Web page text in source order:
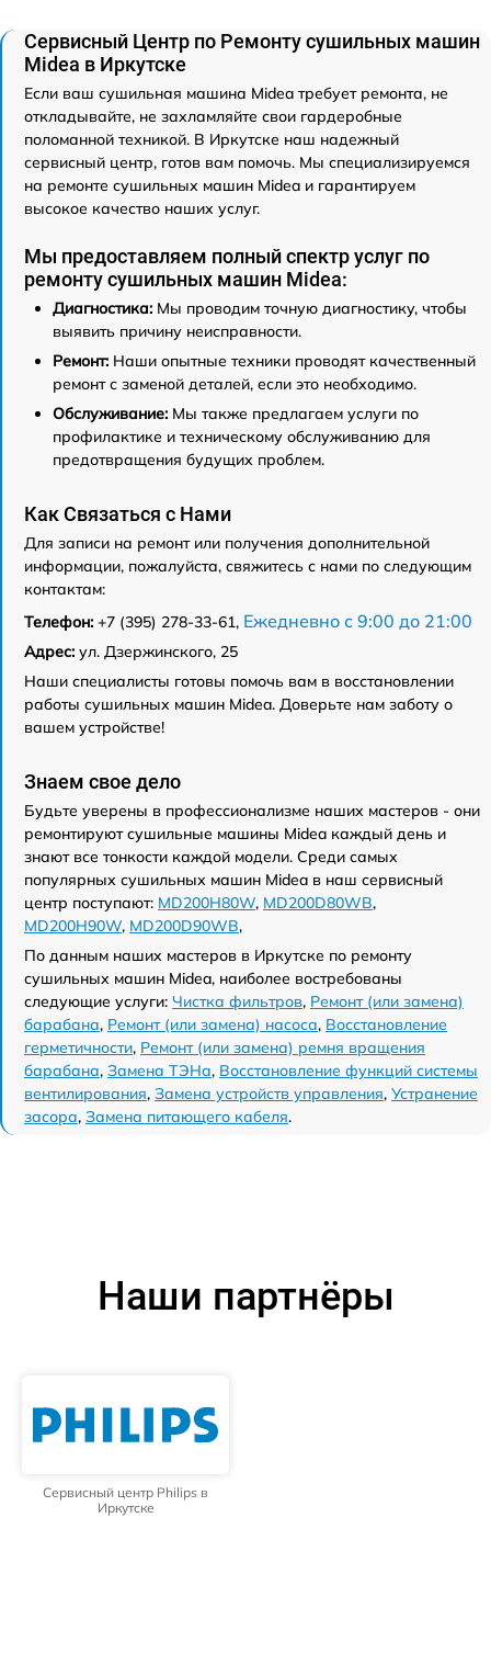
Сервисный Центр по Ремонту сушильных машин
Midea в Иркутске
Если ваш сушильная машина Midea требует ремонта, не
откладывайте, не захламляйте свои гардеробные
поломанной техникой. В Иркутске наш надежный
сервисный центр, готов вам помочь. Мы специализируемся
на ремонте сушильных машин Midea и гарантируем
высокое качество наших услуг.
Мы предоставляем полный спектр услуг по
ремонту сушильных машин Midea:
Диагностика: Мы проводим точную диагностику, чтобы
выявить причину неисправности.
Ремонт: Наши опытные техники проводят качественный
ремонт с заменой деталей, если это необходимо.
Обслуживание: Мы также предлагаем услуги по
профилактике и техническому обслуживанию для
предотвращения будущих проблем.
Как Связаться с Нами
Для записи на ремонт или получения дополнительной
информации, пожалуйста, свяжитесь с нами по следующим
контактам:
Телефон: +7 (395) 278-33-61, Ежедневно с 9:00 до 21:00
Адрес: ул. Дзержинского, 25
Наши специалисты готовы помочь вам в восстановлении
работы сушильных машин Midea. Доверьте нам заботу о
вашем устройстве!
Знаем свое дело
Будьте уверены в профессионализме наших мастеров - они
ремонтируют сушильные машины Midea каждый день и
знают все тонкости каждой модели. Среди самых
популярных сушильных машин Midea в наш сервисный
центр поступают: MD200H80W, MD200D80WB,
MD200H90W, MD200D90WB,
По данным наших мастеров в Иркутске по ремонту
сушильных машин Midea, наиболее востребованы
следующие услуги: Чистка фильтров, Ремонт (или замена)
барабана, Ремонт (или замена) насоса, Восстановление
герметичности, Ремонт (или замена) ремня вращения
барабана, Замена ТЭНа, Восстановление функций системы
вентилирования, Замена устройств управления, Устранение
засора, Замена питающего кабеля.
Наши партнёры
Сервисный центр Philips в
Иркутске